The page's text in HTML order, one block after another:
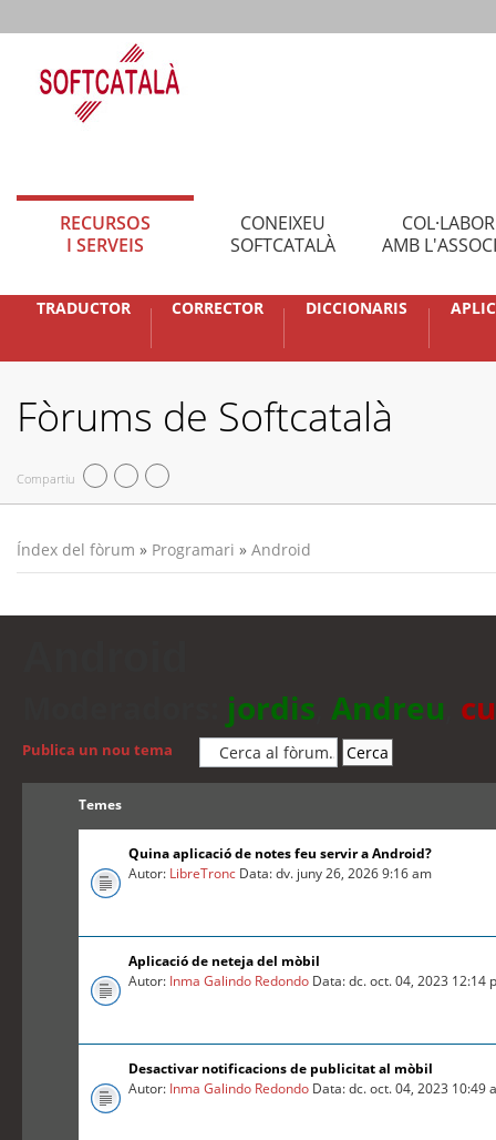
RECURSOS
I SERVEIS
CONEIXEU
SOFTCATALÀ
AMB
TRADUCTOR CORRECTOR DICCIONARIS
Fòrums de Softcatalà
Compartiu
Índex del fòrum » Programari » Android
jordis Andreu
Publica un nou tema
Temes
Quina aplicació de notes feu servir a Android?
Autor: LibreTronc Data: dv. juny 26, 2026 9:16 am
Aplicació de neteja del mòbil
Autor: Inma Galindo Redondo Data: dc. oct. 04, 2023 12:14
Desactivar notificacions de publicitat al mòbil
Autor: Inma Galindo Redondo Data: dc. oct. 04, 2023 10:49